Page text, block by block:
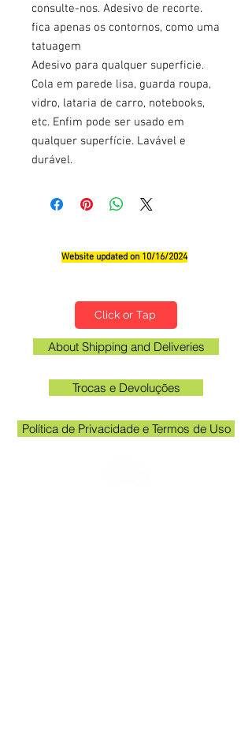
consulte-nos. Adesivo de recorte.
fica apenas os contornos, como uma
tatuagem
Adesivo para qualquer superficie.
Cola em parede lisa, guarda roupa,
vidro, lataria de carro, notebooks,
etc. Enfim pode ser usado em
qualquer superfície. Lavável e
durável.
Website updated on 10/16/2024
Click or Tap
About Shipping and Deliveries
Trocas e Devoluções
Política de Privacidade e Termos de Uso